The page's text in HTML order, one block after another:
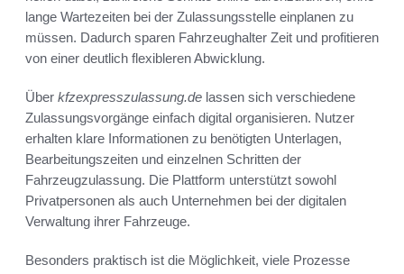
lange Wartezeiten bei der Zulassungsstelle einplanen zu
müssen. Dadurch sparen Fahrzeughalter Zeit und profitieren
von einer deutlich flexibleren Abwicklung.
Über kfzexpresszulassung.de lassen sich verschiedene
Zulassungsvorgänge einfach digital organisieren. Nutzer
erhalten klare Informationen zu benötigten Unterlagen,
Bearbeitungszeiten und einzelnen Schritten der
Fahrzeugzulassung. Die Plattform unterstützt sowohl
Privatpersonen als auch Unternehmen bei der digitalen
Verwaltung ihrer Fahrzeuge.
Besonders praktisch ist die Möglichkeit, viele Prozesse